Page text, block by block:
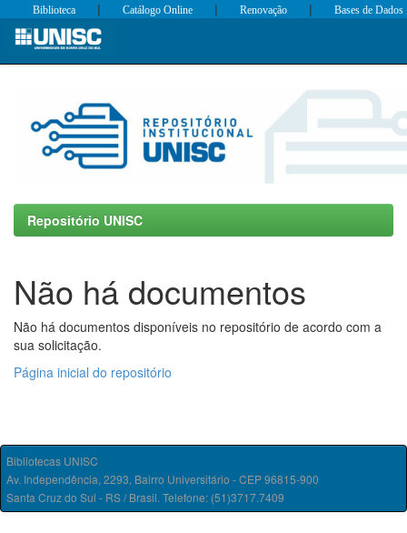
Skip
Biblioteca | Catálogo Online | Renovação | Bases de Dados
Repositório UNISC
Não há documentos
Não há documentos disponíveis no repositório de acordo com a
sua solicitação.
Página inicial do repositório
Bibliotecas UNISC
Av. Independência, 2293, Bairro Universitário - CEP 96815-900
Santa Cruz do Sul - RS / Brasil. Telefone: (51)3717.7409